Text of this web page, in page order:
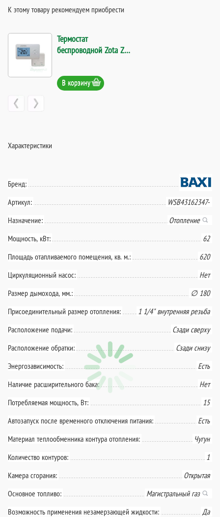
К этому товару рекомендуем приобрести
Термостат
беспроводной Zota ZT-
В корзину
Характеристики
Бренд:
Артикул:
WSB43162347-
Назначение:
Отопление
Мощность, кВт:
62
Площадь отапливаемого помещения, кв. м.:
620
Циркуляционный насос:
Нет
Размер дымохода, мм.:
∅ 180
Присоединительный размер отопления:
1 1/4" внутренняя резьба
Расположение подачи:
Сзади сверху
Расположение обратки:
Сзади снизу
Энергозависимость:
Есть
Наличие расширительного бака:
Нет
Потребляемая мощность, Вт:
15
Автозапуск после временного отключения питания:
Есть
Материал теплообменника контура отопления:
Чугун
Количество контуров:
1
Камера сгорания:
Открытая
Основное топливо:
Магистральный газ
Возможность применения незамерзающей жидкости:
Да